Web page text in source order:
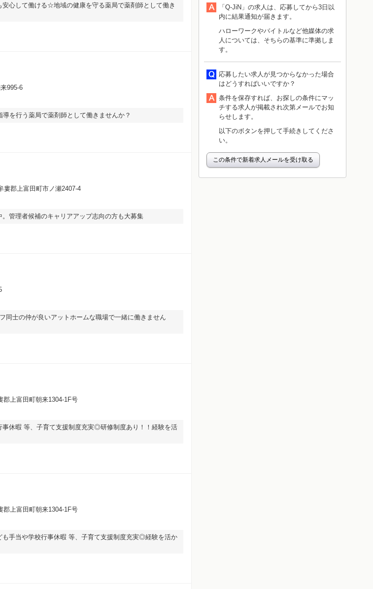
安心して働ける☆地域の健康を守る薬局で薬剤師として働き
995-6
を行う薬局で薬剤師として働きませんか？
婁郡上富田町市ノ瀬2407-4
。管理者候補のキャリアアップ志向の方も大募集
士の仲が良いアットホームな職場で一緒に働きません
郡上富田町朝来1304-1F号
事休暇 等、子育て支援制度充実◎研修制度あり！！経験を活
郡上富田町朝来1304-1F号
も手当や学校行事休暇 等、子育て支援制度充実◎経験を活か
「Q-JiN」の求人は、応募してから3日以
内に結果通知が届きます。
ハローワークやバイトルなど他媒体の求
人については、そちらの基準に準拠しま
す。
応募したい求人が見つからなかった場合
はどうすればいいですか？
条件を保存すれば、お探しの条件にマッ
チする求人が掲載され次第メールでお知
らせします。
以下のボタンを押して手続きしてくださ
い。
この条件で新着求人メールを受け取る